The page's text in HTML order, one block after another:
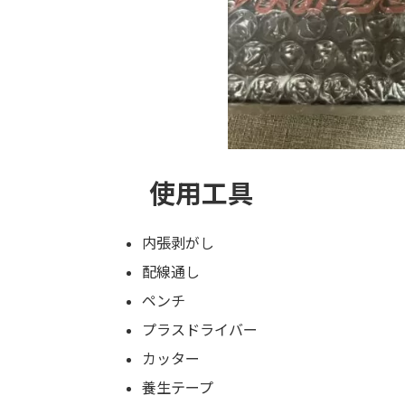
使用工具
内張剥がし
配線通し
ペンチ
プラスドライバー
カッター
養生テープ